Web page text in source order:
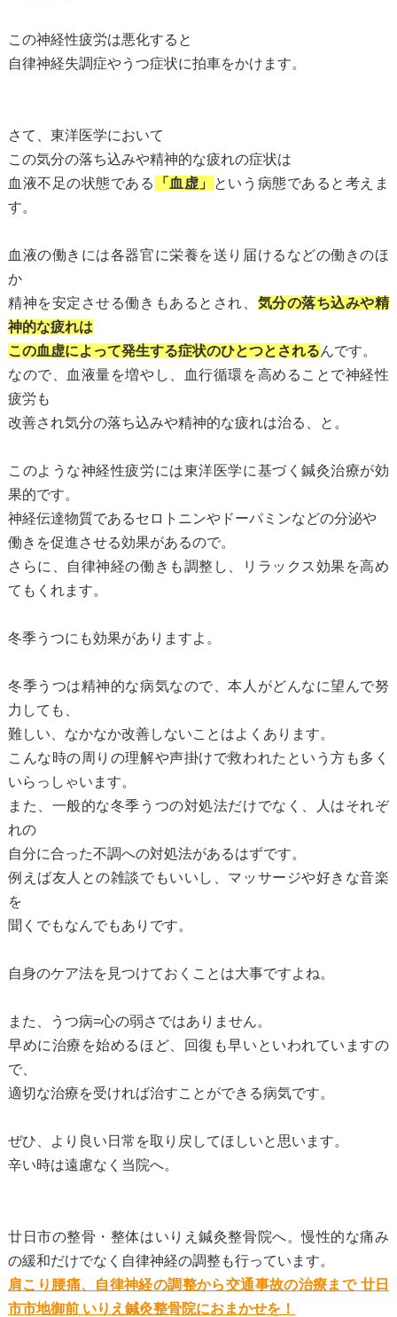
この神経性疲労は悪化すると
自律神経失調症やうつ症状に拍車をかけます。
さて、東洋医学において
この気分の落ち込みや精神的な疲れの症状は
血液不足の状態である
「血虚」
という病態であると考えま
す。
血液の働きには各器官に栄養を送り届けるなどの働きのほ
か
精神を安定させる働きもあるとされ、 気分の落ち込みや精
神的な疲れは
この血虚によって発生する症状のひとつとされるんです。
なので、血液量を増やし、血行循環を高めることで神経性
疲労も
改善され気分の落ち込みや精神的な疲れは治る、と。
このような神経性疲労には東洋医学に基づく鍼灸治療が効
果的です。
神経伝達物質であるセロトニンやドーパミンなどの分泌や
働きを促進させる効果があるので。
さらに、自律神経の働きも調整し、リラックス効果を高め
てもくれます。
冬季うつにも効果がありますよ。
冬季うつは精神的な病気なので、本人がどんなに望んで努
力しても、
難しい、なかなか改善しないことはよくあります。
こんな時の周りの理解や声掛けで救われたという方も多く
いらっしゃいます。
また、一般的な冬季うつの対処法だけでなく、人はそれぞ
れの
自分に合った不調への対処法があるはずです。
例えば友人との雑談でもいいし、マッサージや好きな音楽
を
聞くでもなんでもありです。
自身のケア法を見つけておくことは大事ですよね。
また、うつ病=心の弱さではありません。
早めに治療を始めるほど、回復も早いといわれていますの
で、
適切な治療を受ければ治すことができる病気です。
ぜひ、より良い日常を取り戻してほしいと思います。
辛い時は遠慮なく当院へ。
廿日市の整骨・整体はいりえ鍼灸整骨院へ。慢性的な痛み
の緩和だけでなく自律神経の調整も行っています。
肩こり腰痛、自律神経の調整から交通事故の治療まで 廿日
市市地御前 いりえ鍼灸整骨院におまかせを！